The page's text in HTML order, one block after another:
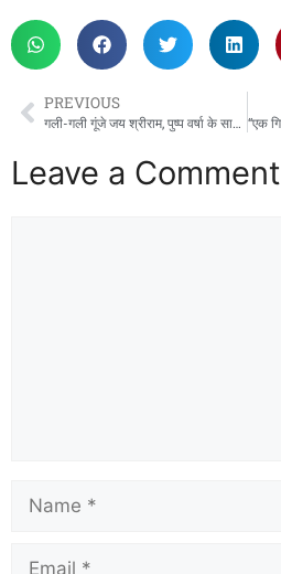
c
e
b
o
o
st
o
d
o
n
ai
l
ar
e
PREVIOUS
गली-गली गूंजे जय श्रीराम, पुष्प वर्षा के साथ निकली भव्य शोभायात्रा
Leave a Comment